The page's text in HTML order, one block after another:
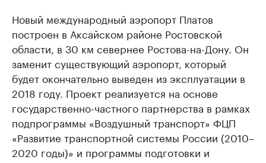
Новый международный аэропорт Платов
построен в Аксайском районе Ростовской
области, в 30 км севернее Ростова-на-Дону. Он
заменит существующий аэропорт, который
будет окончательно выведен из эксплуатации в
2018 году. Проект реализуется на основе
государственно-частного партнерства в рамках
подпрограммы «Воздушный транспорт» ФЦП
«Развитие транспортной системы России (2010–
2020 годы)» и программы подготовки и